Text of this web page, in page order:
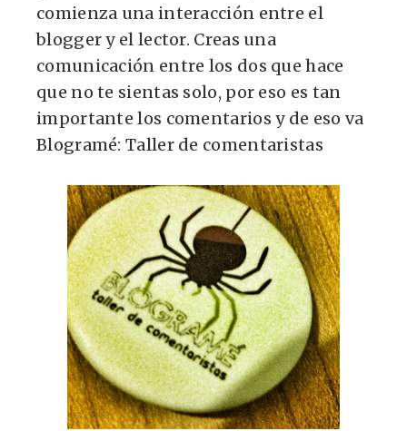
comienza una interacción entre el
blogger y el lector. Creas una
comunicación entre los dos que hace
que no te sientas solo, por eso es tan
importante los comentarios y de eso va
Blogramé: Taller de comentaristas